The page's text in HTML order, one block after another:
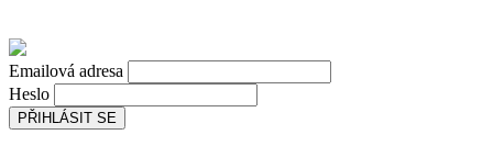
Emailová adresa
Heslo
PŘIHLÁSIT SE